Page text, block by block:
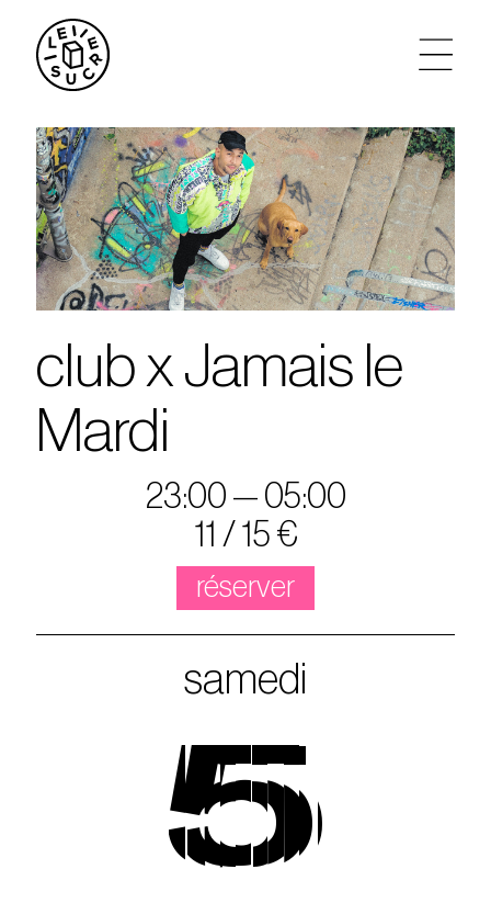
artistes
agenda
tickets
partenariats
club x Jamais le
Mardi
23:00 — 05:00
11 / 15 €
réserver
samedi
5